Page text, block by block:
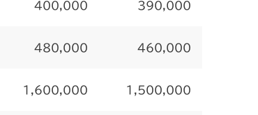
400,000 390,000
480,000 460,000
1,600,000 1,500,000